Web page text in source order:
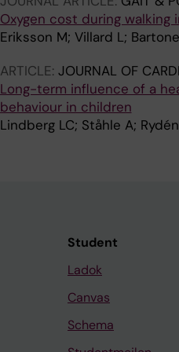
Oxygen cost during
Eriksson M; Villard L;
ARTICLE: JOURNAL OF
Long-term influence of a
behaviour in children
Lindberg LC; Ståhle A;
Student
Ladok
Canvas
Schema